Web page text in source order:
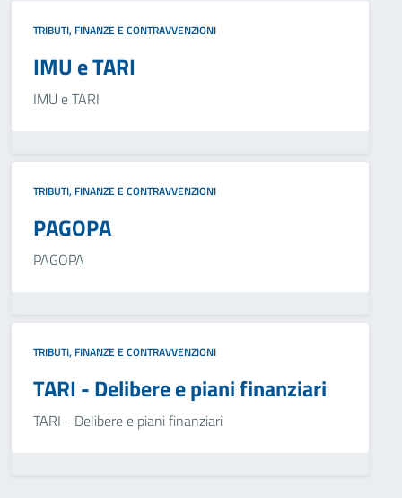
TRIBUTI, FINANZE E CONTRAVVENZIONI
IMU e TARI
IMU e TARI
TRIBUTI, FINANZE E CONTRAVVENZIONI
PAGOPA
PAGOPA
TRIBUTI, FINANZE E CONTRAVVENZIONI
TARI - Delibere e piani finanziari
TARI - Delibere e piani finanziari